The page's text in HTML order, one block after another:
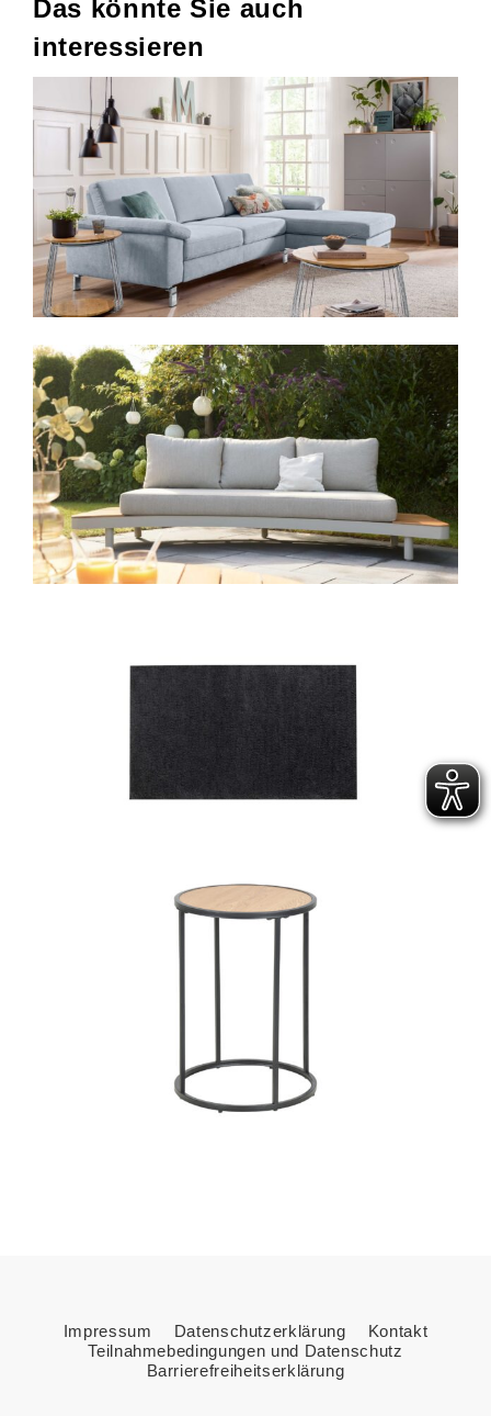
Das könnte Sie auch
interessieren
Impressum Datenschutzerklärung
Kontakt
Teilnahmebedingungen und Datenschutz
Barrierefreiheitserklärung